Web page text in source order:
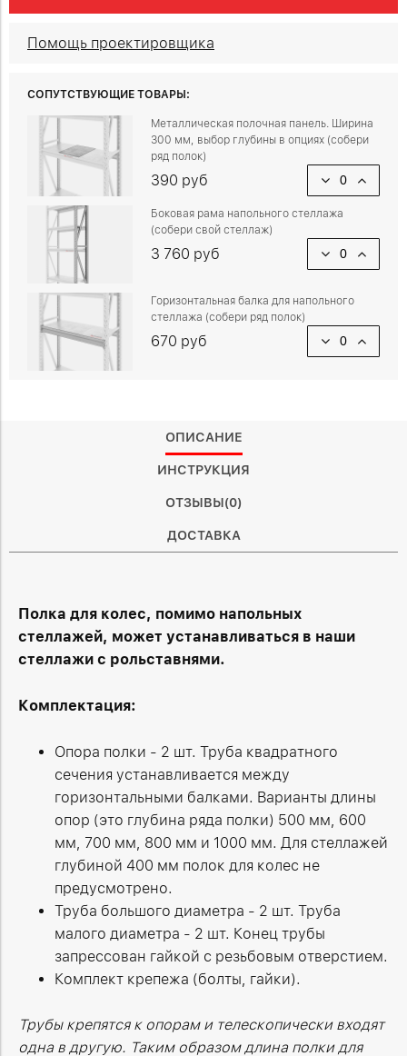
Помощь проектировщика
СОПУТСТВУЮЩИЕ ТОВАРЫ:
Металлическая полочная панель. Ширина
300 мм, выбор глубины в опциях (собери
ряд полок)
390 руб
Боковая рама напольного стеллажа
(собери свой стеллаж)
3 760 руб
Горизонтальная балка для напольного
стеллажа (собери ряд полок)
670 руб
ОПИСАНИЕ
ИНСТРУКЦИЯ
ОТЗЫВЫ(0)
ДОСТАВКА
Полка для колес, помимо напольных
стеллажей, может устанавливаться в наши
стеллажи с рольставнями.
Комплектация:
Опора полки - 2 шт. Труба квадратного
сечения устанавливается между
горизонтальными балками. Варианты длины
опор (это глубина ряда полки) 500 мм, 600
мм, 700 мм, 800 мм и 1000 мм. Для стеллажей
глубиной 400 мм полок для колес не
предусмотрено.
Труба большого диаметра - 2 шт. Труба
малого диаметра - 2 шт. Конец трубы
запрессован гайкой с резьбовым отверстием.
Комплект крепежа (болты, гайки).
Трубы крепятся к опорам и телескопически входят
одна в другую. Таким образом длина полки для